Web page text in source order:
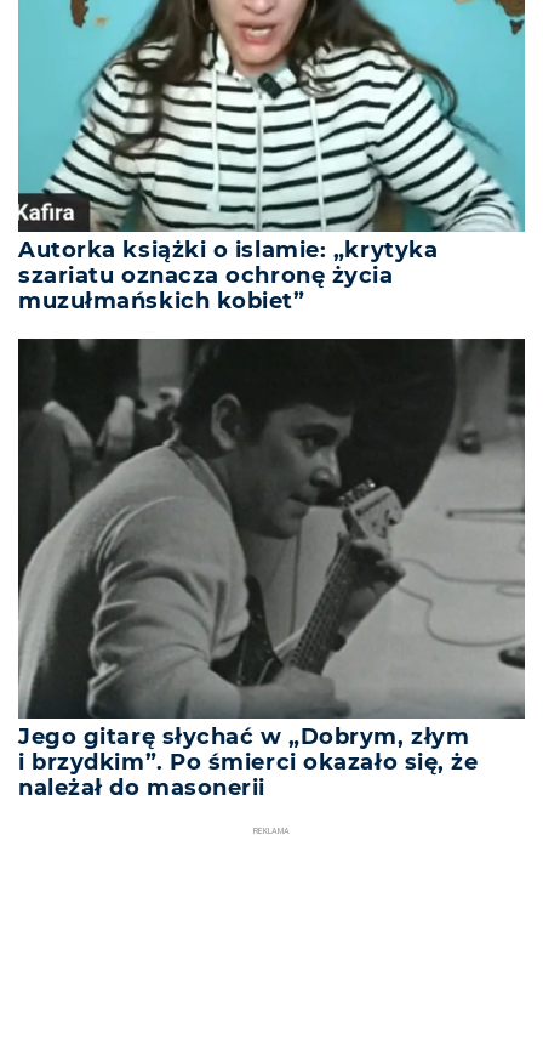
Autorka książki o islamie: „krytyka
szariatu oznacza ochronę życia
muzułmańskich kobiet”
Jego gitarę słychać w „Dobrym, złym
i brzydkim”. Po śmierci okazało się, że
należał do masonerii
REKLAMA